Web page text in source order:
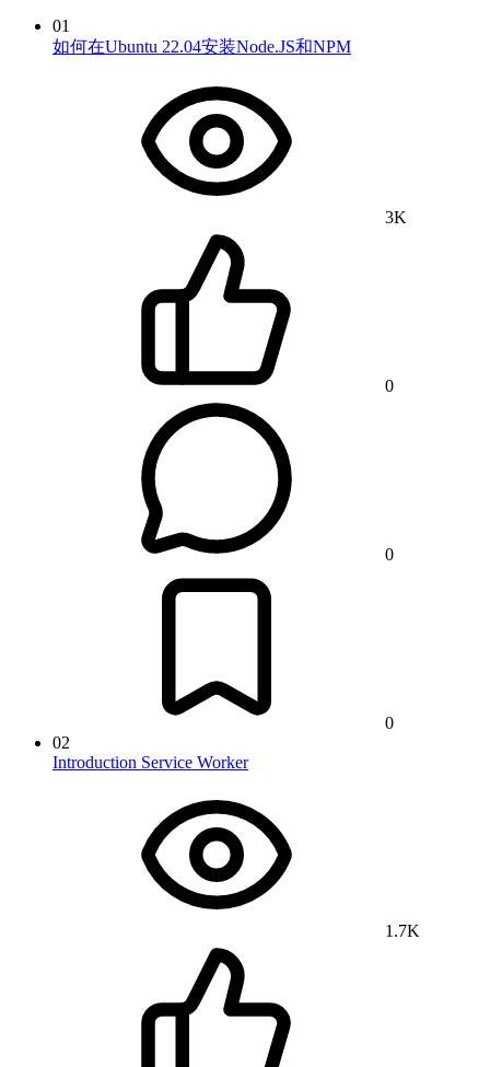
01
如何在Ubuntu 22.04安装Node.JS和NPM
3K
0
0
0
02
Introduction Service Worker
1.7K